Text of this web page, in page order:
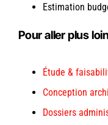
Estimation
Pour aller plus
Étude &
Conception
Dossiers